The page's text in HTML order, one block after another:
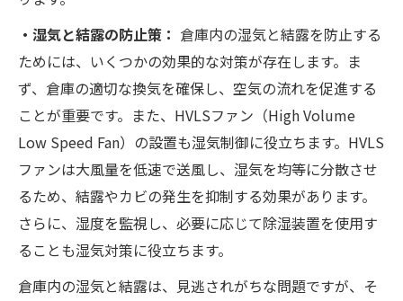
・湿気と結露の防止策： 倉庫内の湿気と結露を防止する
ためには、いくつかの効果的な対策が存在します。ま
ず、倉庫の適切な換気を確保し、空気の流れを促進する
ことが重要です。また、HVLSファン（High Volume
Low Speed Fan）の設置も湿気制御に役立ちます。HVLS
ファンは大風量を低速で送風し、湿気を均等に分散させ
るため、結露やカビの発生を抑制する効果があります。
さらに、湿度を監視し、必要に応じて除湿装置を使用す
ることも湿気対策に役立ちます。
倉庫内の湿気と結露は、見逃されがちな問題ですが、そ